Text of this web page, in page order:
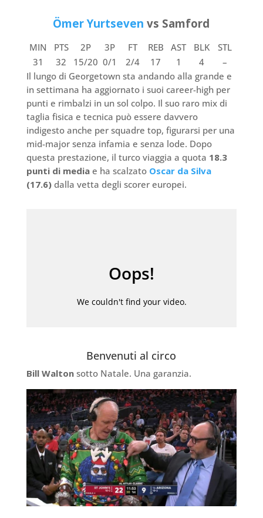
Ömer Yurtseven vs Samford
MIN PTS 2P 3P FT REB AST BLK
STL
31
32 15/20 0/1 2/4 17 1 4
–
Il lungo di Georgetown sta andando alla grande e
in settimana ha aggiornato i suoi career-high per
punti e rimbalzi in un sol colpo. Il suo raro mix di
taglia fisica e tecnica può essere davvero
indigesto anche per squadre top, figurarsi per una
mid-major senza infamia e senza lode. Dopo
questa prestazione, il turco viaggia a quota 18.3
punti di mediae ha scalzato Oscar da Silva
(17.6)dalla vetta degli scorer europei.
Benvenuti al circo
Bill Waltonsotto Natale. Una garanzia.